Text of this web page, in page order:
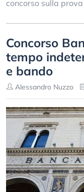
concorso sulla
Concorso
tempo
e bando
Alessandro Nuzzo